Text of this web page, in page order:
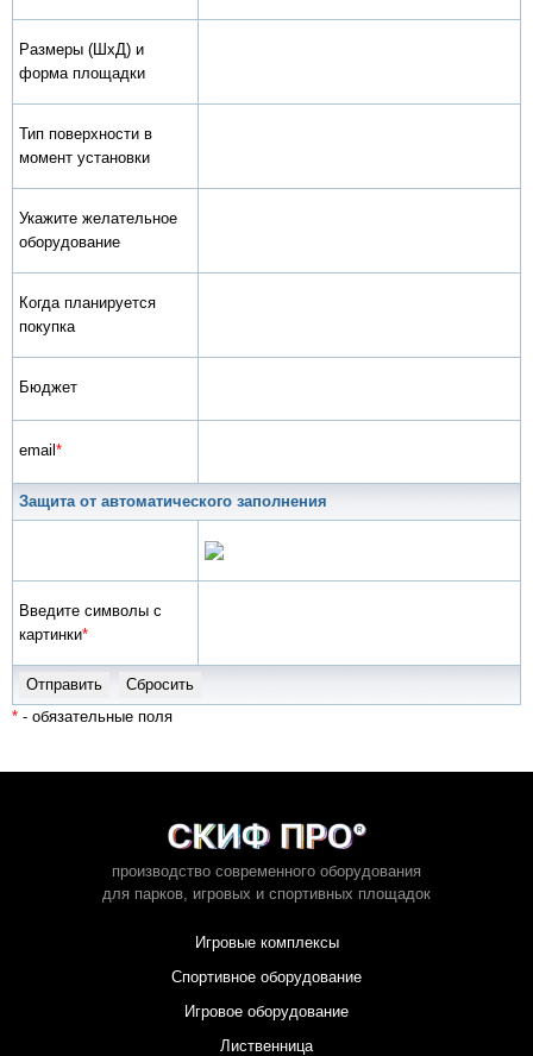
Размеры (ШхД) и
форма площадки
Тип поверхности в
момент установки
Укажите желательное
оборудование
Когда планируется
покупка
Бюджет
email*
Защита от автоматического заполнения
Введите символы с
картинки*
* - обязательные поля
производство современного оборудования
для парков, игровых и спортивных площадок
Игровые комплексы
Спортивное оборудование
Игровое оборудование
Лиственница